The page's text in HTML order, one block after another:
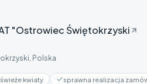
"Ostrowiec Świętokrzyski
Polska
kwiaty sprawna realizacja